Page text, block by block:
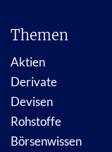
Themen
Aktien
Derivate
Devisen
Rohstoffe
Börsenwissen